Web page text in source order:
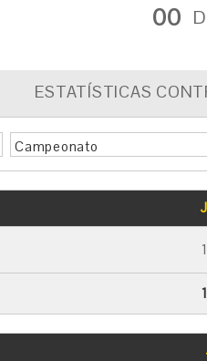
00
ESTATÍSTICAS
Campeonato
J
1
1